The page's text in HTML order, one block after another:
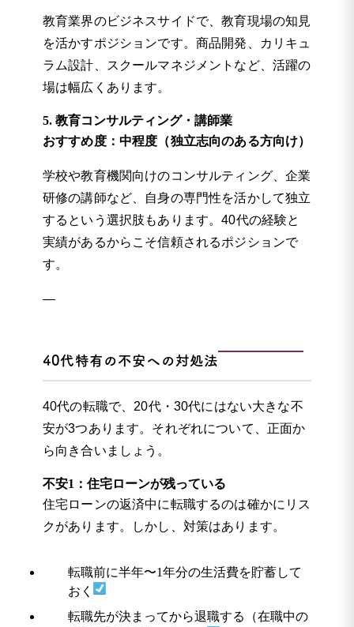
教育業界のビジネスサイドで、教育現場の知見
を活かすポジションです。商品開発、カリキュ
ラム設計、スクールマネジメントなど、活躍の
場は幅広くあります。
5. 教育コンサルティング・講師業
おすすめ度：中程度（独立志向のある方向け）
学校や教育機関向けのコンサルティング、企業
研修の講師など、自身の専門性を活かして独立
するという選択肢もあります。40代の経験と
実績があるからこそ信頼されるポジションで
す。
—
40代特有の不安への対処法
40代の転職で、20代・30代にはない大きな不
安が3つあります。それぞれについて、正面か
ら向き合いましょう。
不安1：住宅ローンが残っている
住宅ローンの返済中に転職するのは確かにリス
クがあります。しかし、対策はあります。
転職前に半年〜1年分の生活費を貯蓄して
おく
転職先が決まってから退職する（在職中の